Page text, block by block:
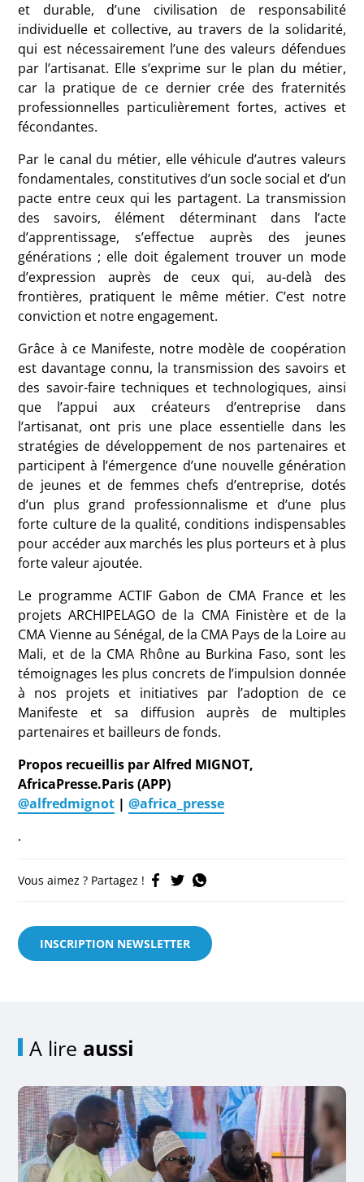
et durable, d’une civilisation de responsabilité
individuelle et collective, au travers de la solidarité,
qui est nécessairement l’une des valeurs défendues
par l’artisanat. Elle s’exprime sur le plan du métier,
car la pratique de ce dernier crée des fraternités
professionnelles particulièrement fortes, actives et
fécondantes.
Par le canal du métier, elle véhicule d’autres valeurs
fondamentales, constitutives d’un socle social et d’un
pacte entre ceux qui les partagent. La transmission
des savoirs, élément déterminant dans l’acte
d’apprentissage, s’effectue auprès des jeunes
générations ; elle doit également trouver un mode
d’expression auprès de ceux qui, au-delà des
frontières, pratiquent le même métier. C’est notre
conviction et notre engagement.
Grâce à ce Manifeste, notre modèle de coopération
est davantage connu, la transmission des savoirs et
des savoir-faire techniques et technologiques, ainsi
que l’appui aux créateurs d’entreprise dans
l’artisanat, ont pris une place essentielle dans les
stratégies de développement de nos partenaires et
participent à l’émergence d’une nouvelle génération
de jeunes et de femmes chefs d’entreprise, dotés
d’un plus grand professionnalisme et d’une plus
forte culture de la qualité, conditions indispensables
pour accéder aux marchés les plus porteurs et à plus
forte valeur ajoutée.
Le programme ACTIF Gabon de CMA France et les
projets ARCHIPELAGO de la CMA Finistère et de la
CMA Vienne au Sénégal, de la CMA Pays de la Loire au
Mali, et de la CMA Rhône au Burkina Faso, sont les
témoignages les plus concrets de l’impulsion donnée
à nos projets et initiatives par l’adoption de ce
Manifeste et sa diffusion auprès de multiples
partenaires et bailleurs de fonds.
Propos recueillis par Alfred MIGNOT,
AfricaPresse.Paris (APP)
@alfredmignot | @africa_presse
.
Vous aimez ? Partagez !
INSCRIPTION NEWSLETTER
A lire aussi